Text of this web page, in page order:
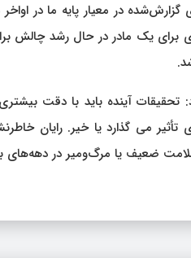
گزارش‌شده در معیار پایه ما در
برای یک مادر در حال رشد چالش
تحقیقات آینده باید با دقت
تأثیر می گذارد یا خیر. رایان
ضعیف یا مرگ‌ومیر در دهه‌های